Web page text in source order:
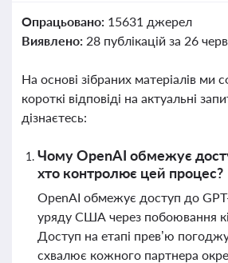
Опрацьовано: 15631 джерел
Виявлено: 28 публікацій за 26
На основі зібраних матеріалів ми
короткі відповіді на актуальні
дізнаєтесь:
Чому OpenAI обмежує
хто контролює цей процес?
OpenAI обмежує доступ до
уряду США через побоювання
Доступ на етапі прев’ю
схвалює кожного партнера